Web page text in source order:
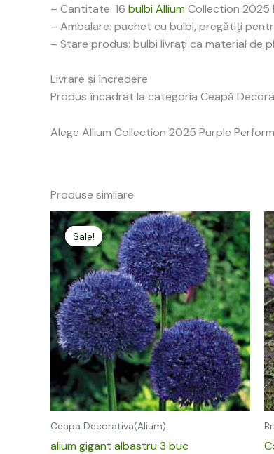
– Cantitate: 16 bulbi AlliumCollection 2025
– Ambalare: pachet cu bulbi, pregătiți
– Stare produs: bulbi livrați ca material de
Livrare și încredere
Produs încadrat la categoria Ceapă
Alege Allium Collection 2025 Purple
Produse similare
Sale!
Sale!
Ceapa Decorativa(Alium)
alium gigant albastru 3 buc
Prețul
inițial
a
fost:
30,00 lei.
Prețul
curent
este:
15,00 lei.